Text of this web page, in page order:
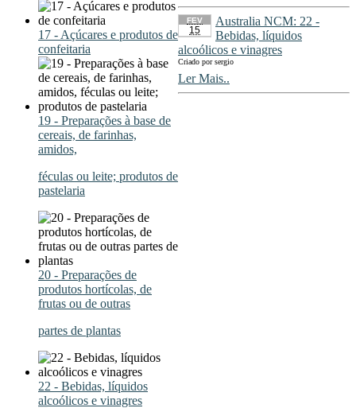
17 - Açúcares e produtos de
confeitaria
19 - Preparações à base de
cereais, de farinhas,
amidos,
féculas ou leite; produtos de
pastelaria
20 - Preparações de
produtos hortícolas, de
frutas ou de outras
partes de plantas
22 - Bebidas, líquidos
alcoólicos e vinagres
FEV
15
Australia NCM: 22 -
Bebidas, líquidos
alcoólicos e vinagres
Criado por sergio
Ler Mais..